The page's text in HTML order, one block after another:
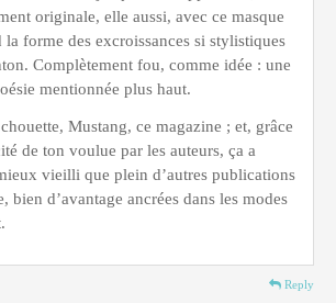
originale, elle aussi, avec ce masque
la forme des excroissances si stylistiques
Complètement fou, comme idée : une
mentionnée plus haut.
Mustang, ce magazine ; et, grâce
de ton voulue par les auteurs, ça a
vieilli que plein d’autres publications
bien d’avantage ancrées dans les modes
Reply